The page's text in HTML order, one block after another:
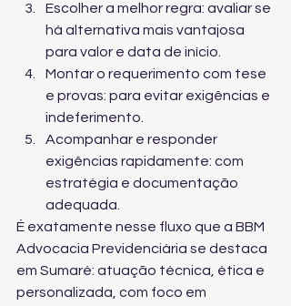
Escolher a melhor regra: avaliar se
há alternativa mais vantajosa
para valor e data de início.
Montar o requerimento com tese
e provas: para evitar exigências e
indeferimento.
Acompanhar e responder
exigências rapidamente: com
estratégia e documentação
adequada.
É exatamente nesse fluxo que a BBM
Advocacia Previdenciária se destaca
em Sumaré: atuação técnica, ética e
personalizada, com foco em